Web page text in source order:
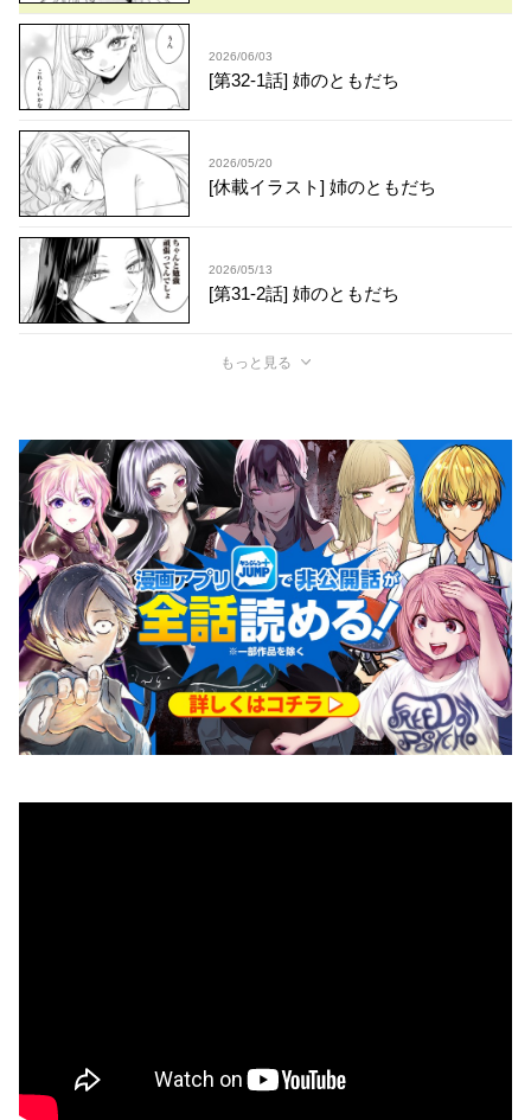
2026/06/03
[第32-1話] 姉のともだち
2026/05/20
[休載イラスト] 姉のともだち
2026/05/13
[第31-2話] 姉のともだち
もっと見る